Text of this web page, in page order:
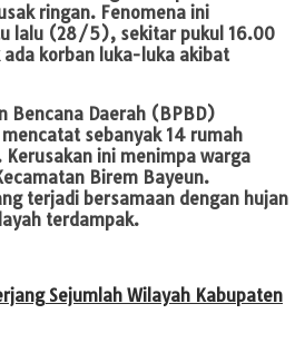
ringan. Fenomena ini
lalu (28/5), sekitar pukul 16.00
korban luka-luka akibat
Bencana Daerah (BPBD)
sebanyak 14 rumah
ini menimpa warga
Birem Bayeun.
terjadi bersamaan dengan hujan
terdampak.
Sejumlah Wilayah Kabupaten